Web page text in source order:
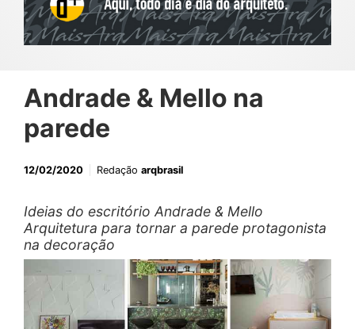
Andrade & Mello na
parede
12/02/2020 Redação arqbrasil
Ideias do escritório Andrade & Mello
Arquitetura para tornar a parede protagonista
na decoração